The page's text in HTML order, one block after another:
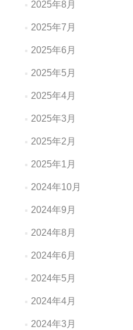
2025年8月
2025年7月
2025年6月
2025年5月
2025年4月
2025年3月
2025年2月
2025年1月
2024年10月
2024年9月
2024年8月
2024年6月
2024年5月
2024年4月
2024年3月